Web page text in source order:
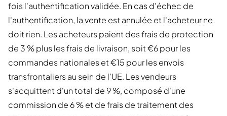
fois l'authentification validée. En cas d'échec de
l'authentification, la vente est annulée et l'acheteur ne
doit rien. Les acheteurs paient des frais de protection
de 3 % plus les frais de livraison, soit €6 pour les
commandes nationales et €15 pour les envois
transfrontaliers au sein de l'UE. Les vendeurs
s'acquittent d'un total de 9 %, composé d'une
commission de 6 % et de frais de traitement des